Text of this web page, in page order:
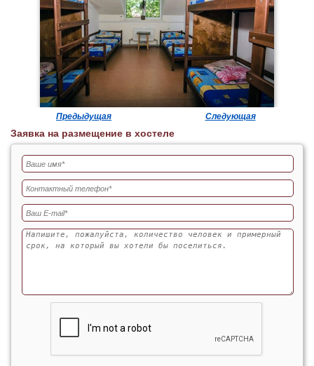
Предыдущая Следующая
Заявка на размещение в хостеле